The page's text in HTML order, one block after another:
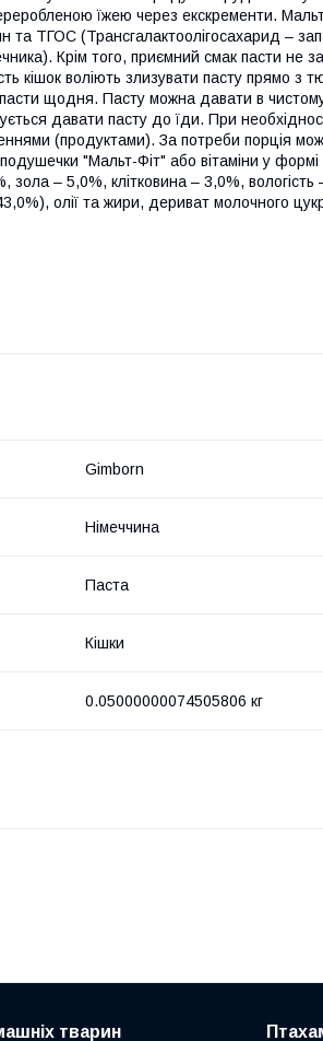
їжею через екскременти.
та ТГОС (Трансгалактоолігосахарид –
Крім того, приємний смак пасти не
кішок воліють злизувати пасту прямо з
щодня. Пасту можна давати в
давати пасту до їди. При
(продуктами). За потреби порція
"Мальт-Фіт" або вітаміни у
– 5,0%, клітковина – 3,0%,
олії та жири, дериват молочного
Gimborn
Німеччина
Паста
Кішки
0.05000000074505806 кг
тварин